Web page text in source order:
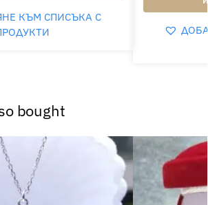
КЪМ СПИСЪКА С
bought